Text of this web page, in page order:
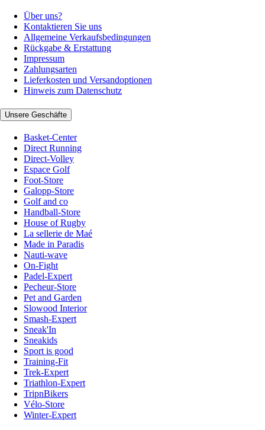
Über uns?
Kontaktieren Sie uns
Allgemeine Verkaufsbedingungen
Rückgabe & Erstattung
Impressum
Zahlungsarten
Lieferkosten und Versandoptionen
Hinweis zum Datenschutz
Unsere Geschäfte
Basket-Center
Direct Running
Direct-Volley
Espace Golf
Foot-Store
Galopp-Store
Golf and co
Handball-Store
House of Rugby
La sellerie de Maé
Made in Paradis
Nauti-wave
On-Fight
Padel-Expert
Pecheur-Store
Pet and Garden
Slowood Interior
Smash-Expert
Sneak'In
Sneakids
Sport is good
Training-Fit
Trek-Expert
Triathlon-Expert
TripnBikers
Vélo-Store
Winter-Expert